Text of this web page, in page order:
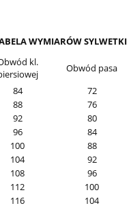
WYMIARÓW SYLWETKI
kl.
Obwód pasa
84 72
88 76
92 80
96 84
100 88
104 92
108 96
112 100
116 104